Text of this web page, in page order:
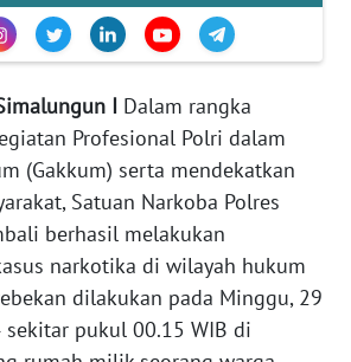
I Dalam rangka
Profesional Polri dalam
(Gakkum) serta mendekatkan
Satuan Narkoba Polres
berhasil melakukan
narkotika di wilayah hukum
dilakukan pada Minggu, 29
sekitar pukul 00.15 WIB di